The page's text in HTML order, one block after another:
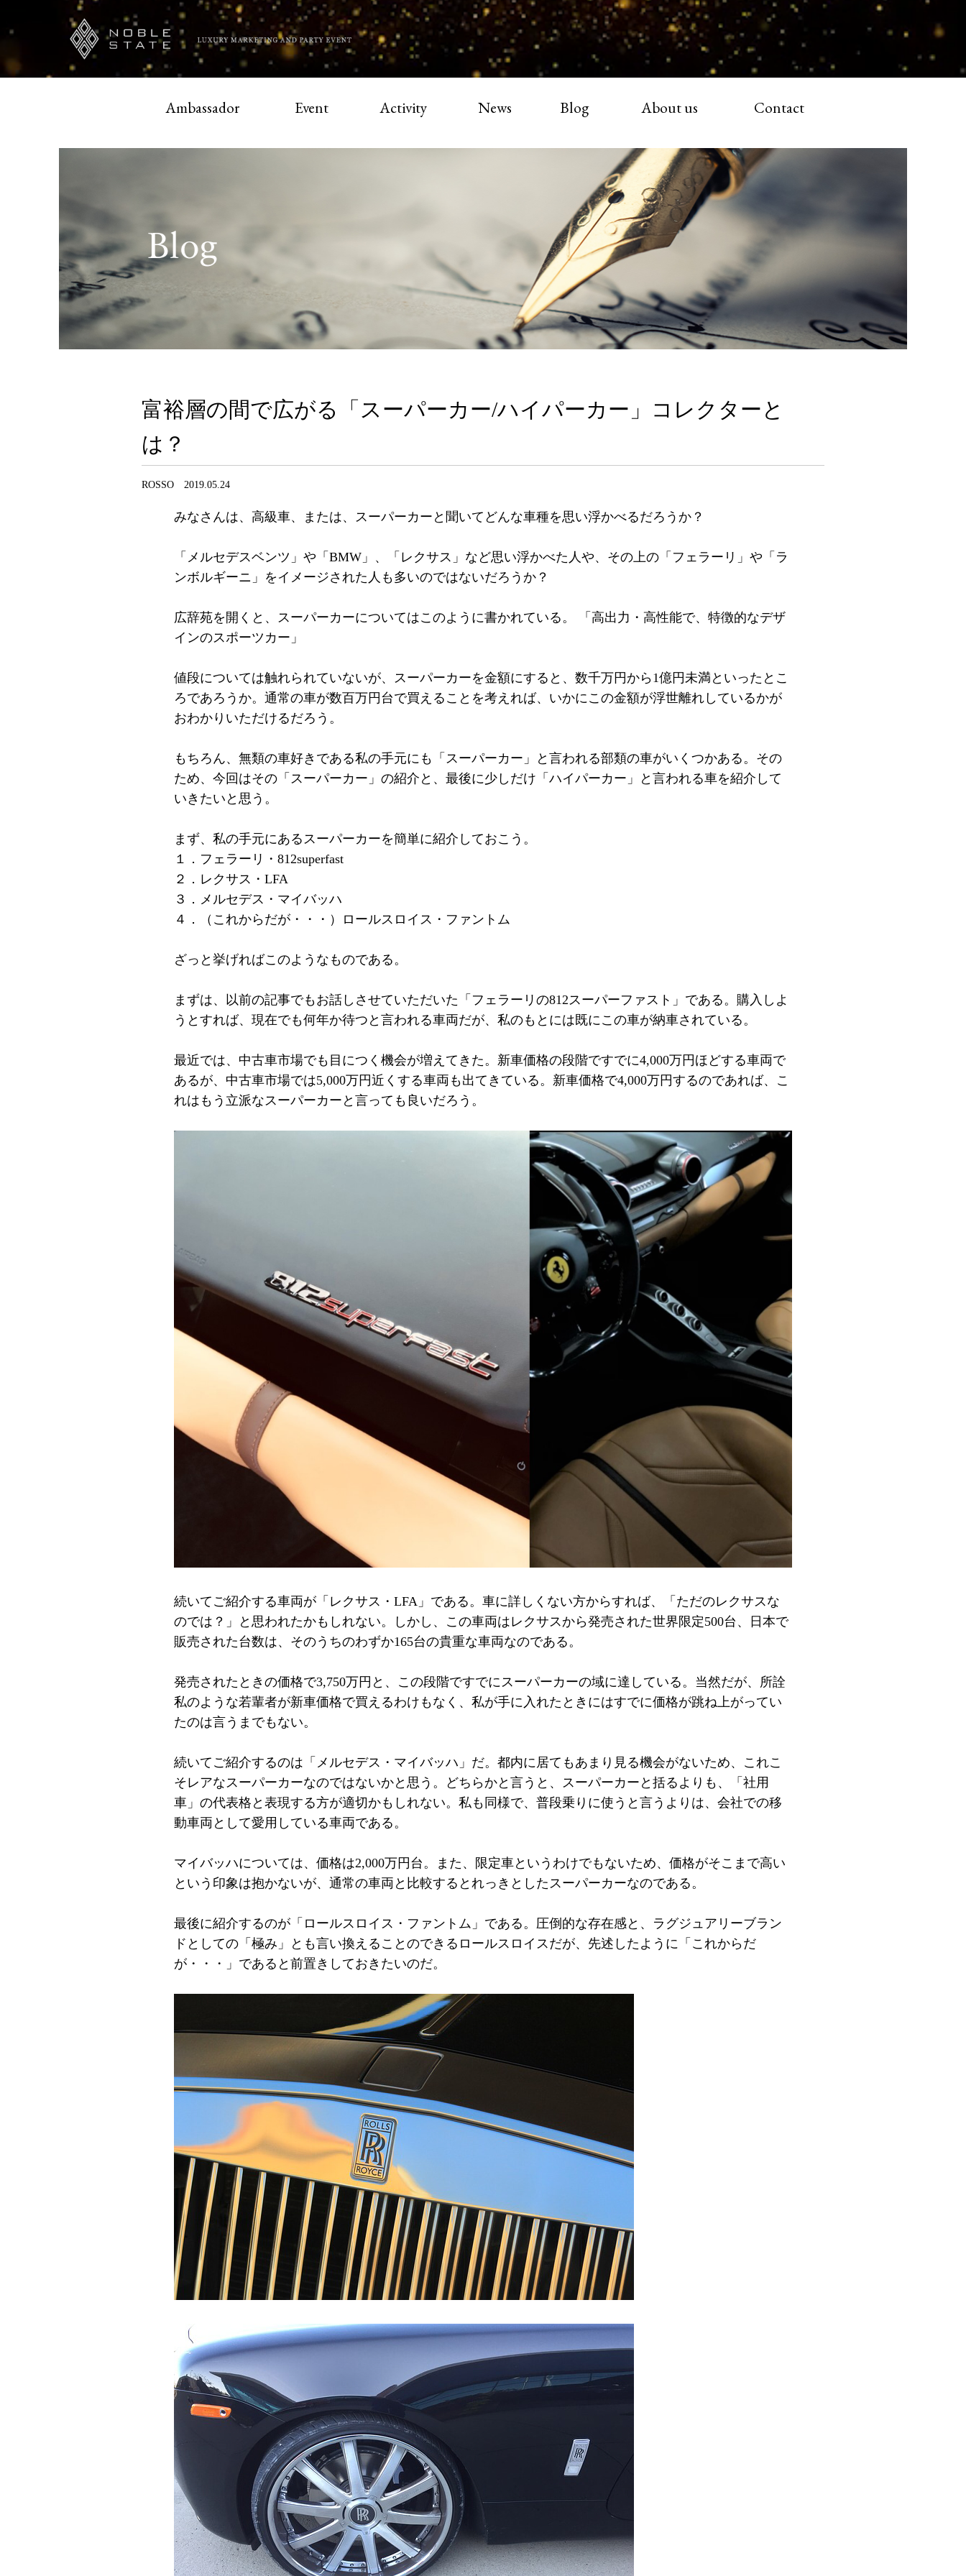
Ambassador Event Activity News Blog About us Contact
富裕層の間で広がる「スーパーカー/ハイパーカー」コレクターと
は？
ROSSO 2019.05.24
みなさんは、高級車、または、スーパーカーと聞いてどんな車種を思い浮かべるだろうか？
「メルセデスベンツ」や「BMW」、「レクサス」など思い浮かべた人や、その上の「フェラーリ」や「ラ
ンボルギーニ」をイメージされた人も多いのではないだろうか？
広辞苑を開くと、スーパーカーについてはこのように書かれている。 「高出力・高性能で、特徴的なデザ
インのスポーツカー」
値段については触れられていないが、スーパーカーを金額にすると、数千万円から1億円未満といったとこ
ろであろうか。通常の車が数百万円台で買えることを考えれば、いかにこの金額が浮世離れしているかが
おわかりいただけるだろう。
もちろん、無類の車好きである私の手元にも「スーパーカー」と言われる部類の車がいくつかある。その
ため、今回はその「スーパーカー」の紹介と、最後に少しだけ「ハイパーカー」と言われる車を紹介して
いきたいと思う。
まず、私の手元にあるスーパーカーを簡単に紹介しておこう。
１．フェラーリ・812superfast
２．レクサス・LFA
３．メルセデス・マイバッハ
４．（これからだが・・・）ロールスロイス・ファントム
ざっと挙げればこのようなものである。
まずは、以前の記事でもお話しさせていただいた「フェラーリの812スーパーファスト」である。購入しよ
うとすれば、現在でも何年か待つと言われる車両だが、私のもとには既にこの車が納車されている。
最近では、中古車市場でも目につく機会が増えてきた。新車価格の段階ですでに4,000万円ほどする車両で
あるが、中古車市場では5,000万円近くする車両も出てきている。新車価格で4,000万円するのであれば、こ
れはもう立派なスーパーカーと言っても良いだろう。
続いてご紹介する車両が「レクサス・LFA」である。車に詳しくない方からすれば、「ただのレクサスな
のでは？」と思われたかもしれない。しかし、この車両はレクサスから発売された世界限定500台、日本で
販売された台数は、そのうちのわずか165台の貴重な車両なのである。
発売されたときの価格で3,750万円と、この段階ですでにスーパーカーの域に達している。当然だが、所詮
私のような若輩者が新車価格で買えるわけもなく、私が手に入れたときにはすでに価格が跳ね上がってい
たのは言うまでもない。
続いてご紹介するのは「メルセデス・マイバッハ」だ。都内に居てもあまり見る機会がないため、これこ
そレアなスーパーカーなのではないかと思う。どちらかと言うと、スーパーカーと括るよりも、「社用
車」の代表格と表現する方が適切かもしれない。私も同様で、普段乗りに使うと言うよりは、会社での移
動車両として愛用している車両である。
マイバッハについては、価格は2,000万円台。また、限定車というわけでもないため、価格がそこまで高い
という印象は抱かないが、通常の車両と比較するとれっきとしたスーパーカーなのである。
最後に紹介するのが「ロールスロイス・ファントム」である。圧倒的な存在感と、ラグジュアリーブラン
ドとしての「極み」とも言い換えることのできるロールスロイスだが、先述したように「これからだ
が・・・」であると前置きしておきたいのだ。